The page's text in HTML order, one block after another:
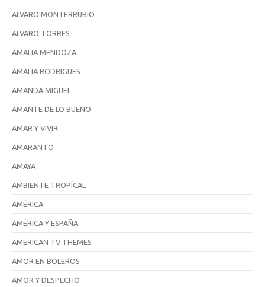
ALVARO MONTERRUBIO
ALVARO TORRES
AMALIA MENDOZA
AMALIA RODRIGUES
AMANDA MIGUEL
AMANTE DE LO BUENO
AMAR Y VIVIR
AMARANTO
AMAYA
AMBIENTE TROPÍCAL
AMÉRICA
AMÉRICA Y ESPAÑA
AMERICAN TV THEMES
AMOR EN BOLEROS
AMOR Y DESPECHO